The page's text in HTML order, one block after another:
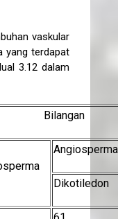
vaskular
yang terdapat
3.12 dalam
Bilangan
Angiosperma
Dikotiledon